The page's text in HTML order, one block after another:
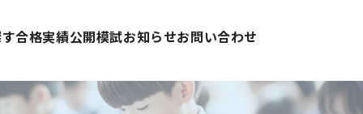
合格実績公開模試お知らせお問い合わせ